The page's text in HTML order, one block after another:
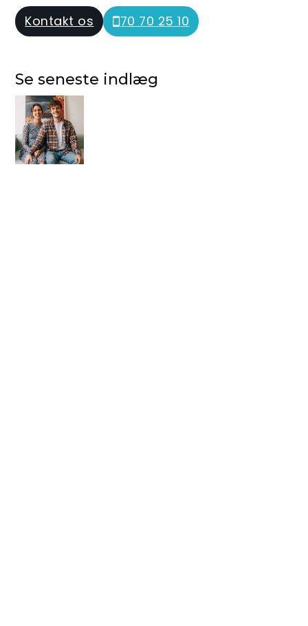
Kontakt os 70 70 25 10
Se seneste indlæg